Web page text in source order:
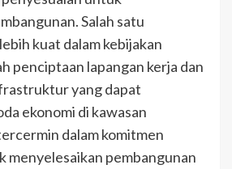
Salah satu
kuat dalam kebijakan
penciptaan lapangan kerja dan
yang dapat
ekonomi di kawasan
dalam komitmen
menyelesaikan pembangunan